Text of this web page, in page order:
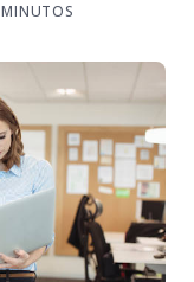
MINUTOS